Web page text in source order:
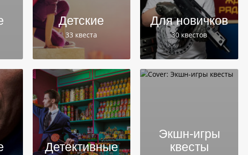
Детские
33 квеста
Для новичков
30 квестов
Детективные
Экшн-игры
квесты